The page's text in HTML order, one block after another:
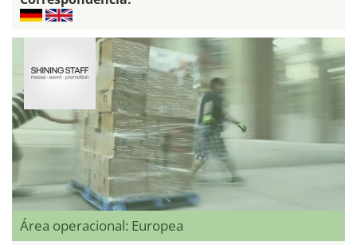
Área operacional: Europea